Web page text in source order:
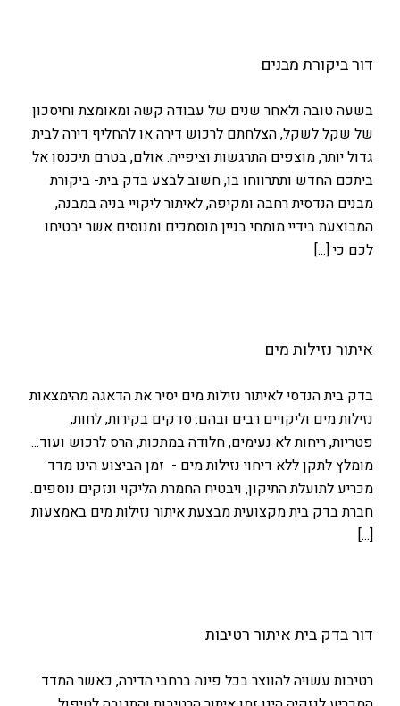
דור ביקורת מבנים
בשעה טובה ולאחר שנים של עבודה קשה ומאומצת וחיסכון
של שקל לשקל, הצלחתם לרכוש דירה או להחליף דירה לבית
גדול יותר, מוצפים התרגשות וציפייה. אולם, בטרם תיכנסו אל
ביתכם החדש ותתרווחו בו, חשוב לבצע בדק בית- ביקורת
מבנים הנדסית רחבה ומקיפה, לאיתור ליקויי בניה במבנה,
המבוצעת בידיי מומחי בניין מוסמכים ומנוסים אשר יבטיחו
לכם כי [...]
איתור נזילות מים
בדק בית הנדסי לאיתור נזילות מים יסיר את הדאגה מהימצאות
נזילות מים וליקויים רבים ובהם: סדקים בקירות, לחות,
פטריות, ריחות לא נעימים, חלודה במתכות, הרס לרכוש ועוד...
מומלץ לתקן ללא דיחוי נזילות מים - זמן הביצוע הינו מדד
מכריע לתועלת התיקון, ויבטיח החמרת הליקוי ונזקים נוספים.
חברת בדק בית מקצועית מבצעת איתור נזילות מים באמצעות
[...]
דור בדק בית איתור רטיבות
רטיבות עשויה להווצר בכל פינה ברחבי הדירה, כאשר המדד